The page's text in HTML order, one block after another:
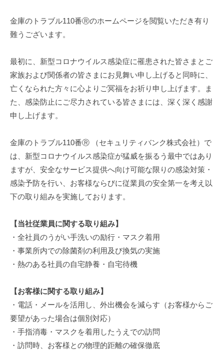
2025
月
18
日
by
securitybank
金庫のトラブル110番Ⓡのホームページを閲覧いただき有り
難うございます。
最初に、新型コロナウイルス感染症に罹患された皆さまとご
家族および関係者の皆さまにお見舞い申し上げると同時に、
亡くなられた方々に心よりご冥福をお祈り申し上げます。ま
た、感染防止にご尽力されている皆さまには、深く深く感謝
申し上げます。
金庫のトラブル110番Ⓡ （セキュリティバンク株式会社）で
は、新型コロナウイルス感染症が猛威を振るう最中ではあり
ますが、安全なサービス提供へ向け可能な限りの感染対策・
感染予防を行い、お客様ならびに従業員の安全第一を考え以
下の取り組みを実施しております。
【当社従業員に関する取り組み】
・全社員のうがい手洗いの励行・マスク着用
・事業所内での除菌剤の利用及び換気の実施
・熱のある社員の自宅静養・自宅待機
【お客様に関する取り組み】
・電話・メールを活用し、外出機会を減らす（お客様からご
要望があった場合は個別対応）
・手指消毒・マスクを着用したうえでの訪問
・訪問時、お客様との物理的距離の確保徹底